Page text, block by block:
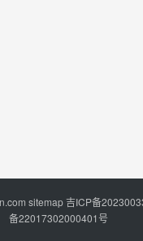
sitemap吉ICP备
备22017302000401号